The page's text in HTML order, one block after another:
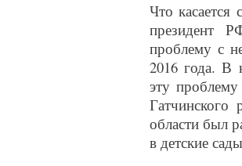
Что
президент
проблему с
2016 года. В
эту
Гатчинского
области был
в детские